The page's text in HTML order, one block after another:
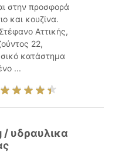
στην προσφορά
και κουζίνα.
Αττικής,
22,
κατάστημα
...
/ υδραυλικα